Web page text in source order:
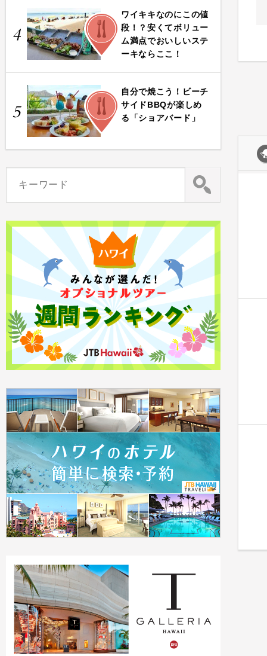
4
FOOD
ワイキキなのにこの値
段！？安くてボリュー
ム満点でおいしいステ
ーキならここ！
5
FOOD
自分で焼こう！ビーチ
サイドBBQが楽しめ
る「ショアバード」